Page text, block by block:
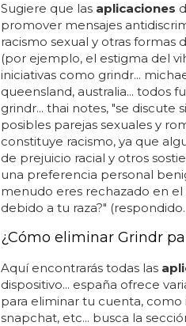
Sugiere que las aplicaciones
promover mensajes
racismo sexual y otras formas
(por ejemplo, el estigma del
iniciativas como grindr...
queensland, australia... todos
grindr... thai notes, "se discute
posibles parejas sexuales y
constituye racismo, ya que
de prejuicio racial y otros
una preferencia personal
menudo eres rechazado en el
debido a tu raza?"
¿Cómo eliminar Grindr
Aquí encontrarás todas las
dispositivo... españa ofrece
para eliminar tu cuenta,
snapchat, etc... busca la